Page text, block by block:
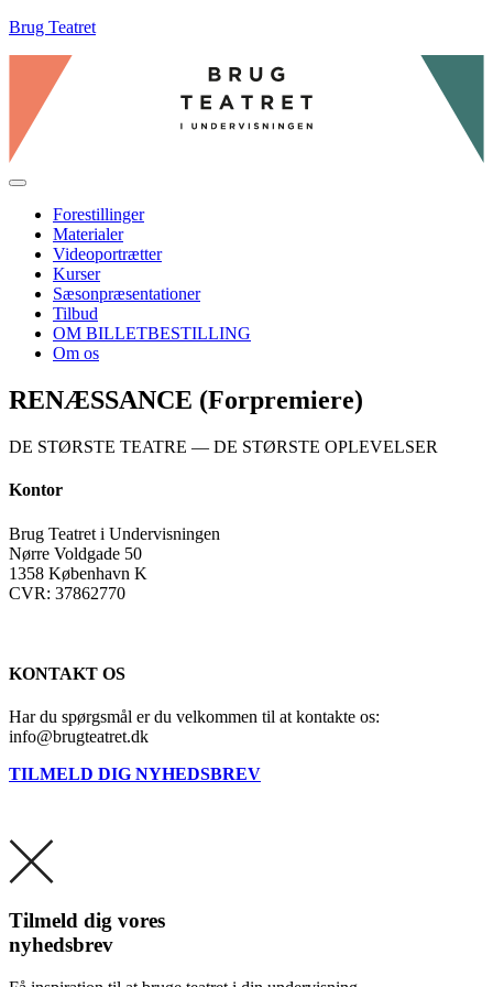
Brug Teatret
Menu
Forestillinger
Materialer
Videoportrætter
Kurser
Sæsonpræsentationer
Tilbud
OM BILLETBESTILLING
Om os
RENÆSSANCE (Forpremiere)
DE STØRSTE TEATRE — DE STØRSTE OPLEVELSER
Kontor
Brug Teatret i Undervisningen
Nørre Voldgade 50
1358 København K
CVR: 37862770
KONTAKT OS
Har du spørgsmål er du velkommen til at kontakte os:
info@brugteatret.dk
TILMELD DIG NYHEDSBREV
Tilmeld dig vores
nyhedsbrev